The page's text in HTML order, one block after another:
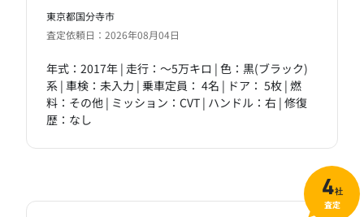
東京都国分寺市
査定依頼日：2026年08月04日
年式：2017年 | 走行：～5万キロ | 色：黒(ブラック)
系 | 車検：未入力 | 乗車定員： 4名 | ドア： 5枚 | 燃
料：その他 | ミッション：CVT | ハンドル：右 | 修復
歴：なし
4社
査定